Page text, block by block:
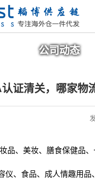
公司动态
证清关，哪家物
品、美妆、膳食保健品
仪、食品、成人情趣用品